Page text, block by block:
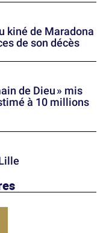
kiné de Maradona
de son décès
de Dieu » mis
à 10 millions